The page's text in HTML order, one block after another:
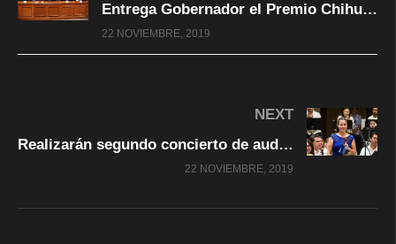
Entrega Gobernador el Premio Chihuahua Vanguardia en Artes y Ciencias 2019
22 NOVIEMBRE, 2019
NEXT
Realizarán segundo concierto de audición para dirección de la Ofech
22 NOVIEMBRE, 2019